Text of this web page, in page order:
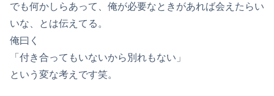
でも何かしらあって、俺が必要なときがあれば会えたらい
いな、とは伝えてる。
俺曰く
「付き合ってもいないから別れもない」
という変な考えです笑。